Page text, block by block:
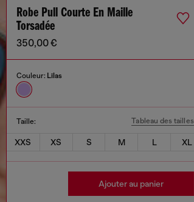
Robe Pull Courte En Maille
Torsadée
350,00 €
Couleur: Lilas
Taille: Tableau des tailles
XXS XS S M L XL
Ajouter au panier